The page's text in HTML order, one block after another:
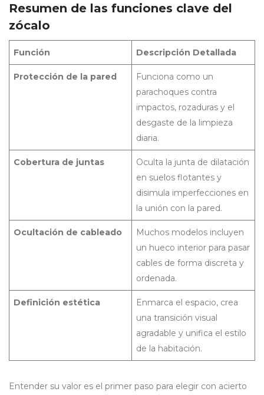
Resumen de las funciones clave del
zócalo
Función Descripción Detallada
Protección de la pared
Funciona como un
parachoques contra
impactos, rozaduras y el
desgaste de la limpieza
diaria.
Cobertura de juntas
Oculta la junta de dilatación
en suelos flotantes y
disimula imperfecciones en
la unión con la pared.
Ocultación de cableado
Muchos modelos incluyen
un hueco interior para pasar
cables de forma discreta y
ordenada.
Definición estética
Enmarca el espacio, crea
una transición visual
agradable y unifica el estilo
de la habitación.
Entender su valor es el primer paso para elegir con acierto